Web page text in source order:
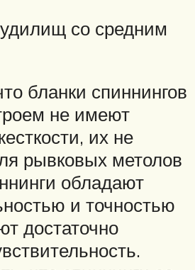
со средним
бланки спиннингов
не имеют
их не
рывковых метолов
обладают
и точностью
достаточно